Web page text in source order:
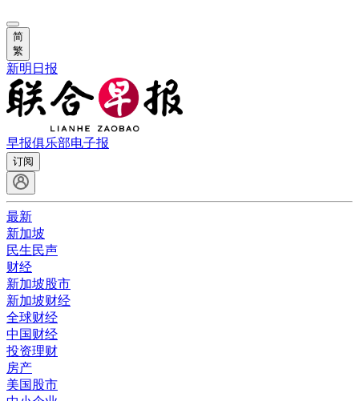
简
繁
新明日报
早报俱乐部电子报
订阅
最新
新加坡
民生民声
财经
新加坡股市
新加坡财经
全球财经
中国财经
投资理财
房产
美国股市